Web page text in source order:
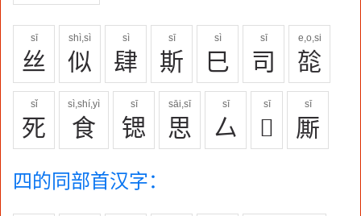
sī
丝
shì,sì
似
sì
肆
sī
斯
sì
巳
sī
司
e,o,si
旕
sǐ
死
sì,shí,yì
食
sī
锶
sāi,sī
思
sī
厶
sī

sī
厮
四的同部首汉字：